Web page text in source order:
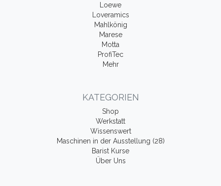
Loewe
Loveramics
Mahlkönig
Marese
Motta
ProfiTec
Mehr
KATEGORIEN
Shop
Werkstatt
Wissenswert
Maschinen in der Ausstellung (28)
Barist Kurse
Über Uns